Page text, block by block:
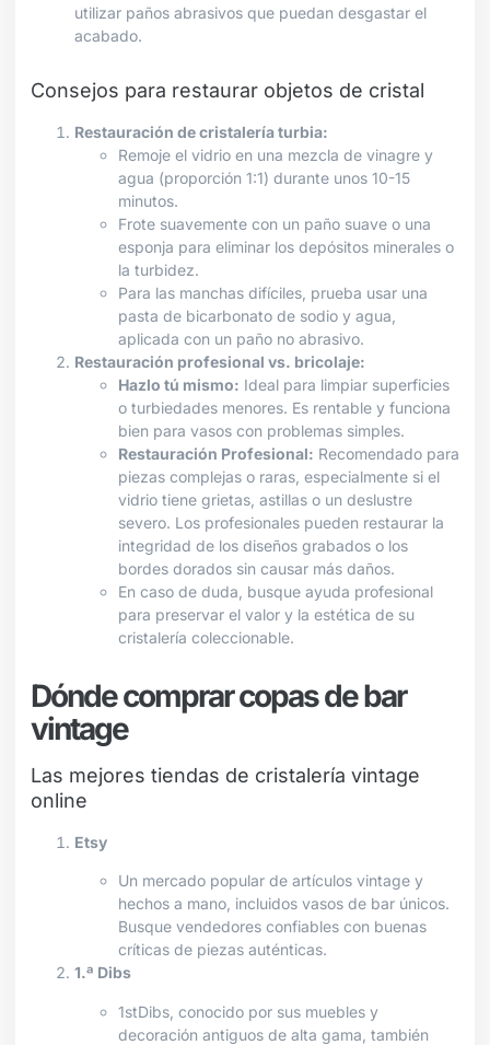
utilizar paños abrasivos que puedan desgastar el
acabado.
Consejos para restaurar objetos de cristal
Restauración de cristalería turbia:
Remoje el vidrio en una mezcla de vinagre y
agua (proporción 1:1) durante unos 10-15
minutos.
Frote suavemente con un paño suave o una
esponja para eliminar los depósitos minerales o
la turbidez.
Para las manchas difíciles, prueba usar una
pasta de bicarbonato de sodio y agua,
aplicada con un paño no abrasivo.
Restauración profesional vs. bricolaje:
Hazlo tú mismo: Ideal para limpiar superficies
o turbiedades menores. Es rentable y funciona
bien para vasos con problemas simples.
Restauración Profesional: Recomendado para
piezas complejas o raras, especialmente si el
vidrio tiene grietas, astillas o un deslustre
severo. Los profesionales pueden restaurar la
integridad de los diseños grabados o los
bordes dorados sin causar más daños.
En caso de duda, busque ayuda profesional
para preservar el valor y la estética de su
cristalería coleccionable.
Dónde comprar copas de bar
vintage
Las mejores tiendas de cristalería vintage
online
Etsy
Un mercado popular de artículos vintage y
hechos a mano, incluidos vasos de bar únicos.
Busque vendedores confiables con buenas
críticas de piezas auténticas.
1.ª Dibs
1stDibs, conocido por sus muebles y
decoración antiguos de alta gama, también